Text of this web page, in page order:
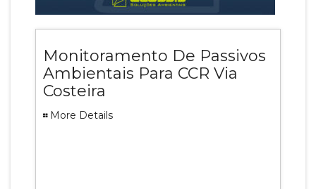
Monitoramento De Passivos
Ambientais Para CCR Via
Costeira
More Details